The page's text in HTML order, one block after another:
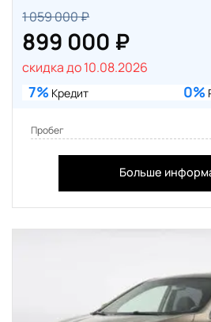
1 059 000 ₽
899 000 ₽
скидка до 10.08.2026
7% Кредит 0%
Пробег
Больше